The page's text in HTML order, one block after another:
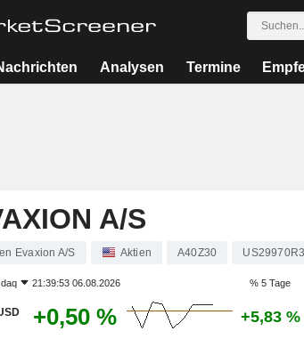
Analysen Termine
A/S
Evaxion A/S Aktien A40Z30
21:39:53 06.08.2026 % 5 Tage
+0,50 % +5,83 %